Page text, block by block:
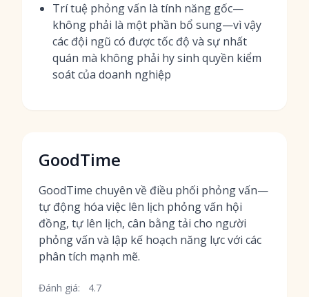
Trí tuệ phỏng vấn là tính năng gốc—
không phải là một phần bổ sung—vì vậy
các đội ngũ có được tốc độ và sự nhất
quán mà không phải hy sinh quyền kiểm
soát của doanh nghiệp
GoodTime
GoodTime chuyên về điều phối phỏng vấn—
tự động hóa việc lên lịch phỏng vấn hội
đồng, tự lên lịch, cân bằng tải cho người
phỏng vấn và lập kế hoạch năng lực với các
phân tích mạnh mẽ.
Đánh giá: 4.7